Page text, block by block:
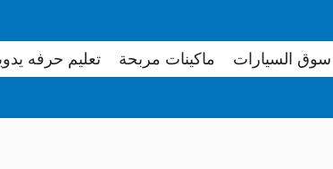
سوق السيارات ماكينات مربحة تعليم حرفه